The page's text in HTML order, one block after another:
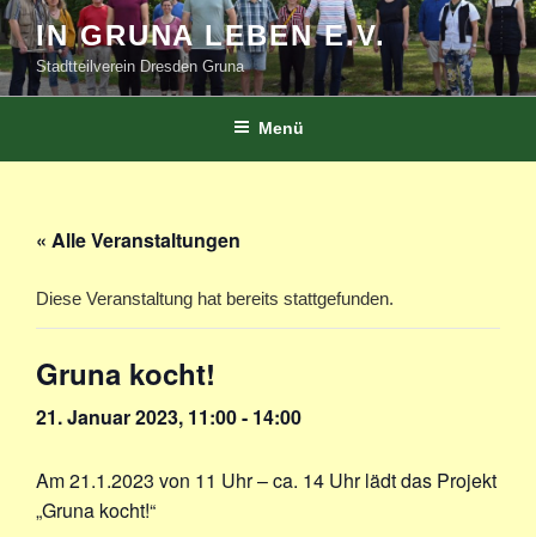
Zum
Inhalt
springen
IN GRUNA LEBEN E.V.
Stadtteilverein Dresden Gruna
Menü
« Alle Veranstaltungen
Diese Veranstaltung hat bereits stattgefunden.
Gruna kocht!
21. Januar 2023, 11:00- 14:00
Am 21.1.2023 von 11 Uhr – ca. 14 Uhr lädt das Projekt
„Gruna kocht!“